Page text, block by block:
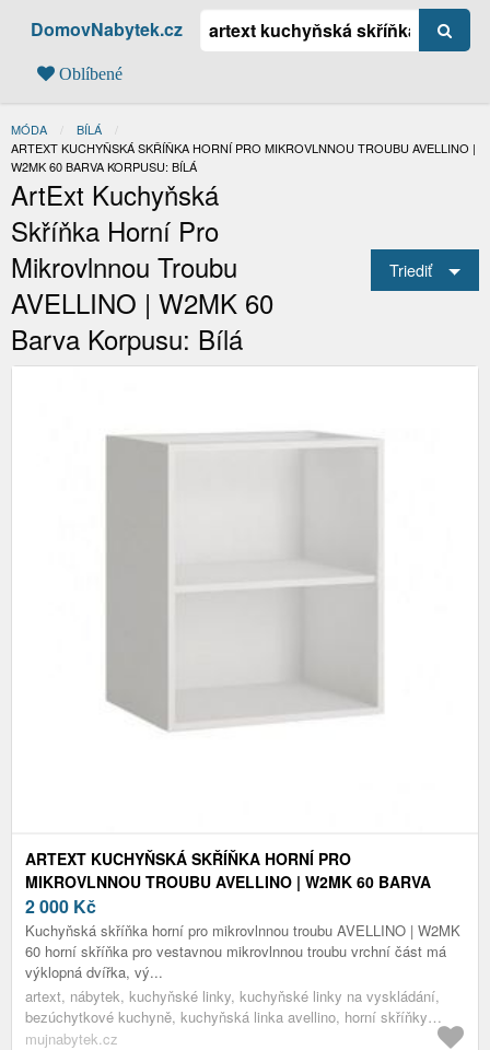
DomovNabytek.cz
Oblíbené
MÓDA
BÍLÁ
AKTUÁLNÍ:
ARTEXT KUCHYŇSKÁ SKŘÍŇKA HORNÍ PRO MIKROVLNNOU TROUBU AVELLINO |
W2MK 60 BARVA KORPUSU: BÍLÁ
ArtExt Kuchyňská
Skříňka Horní Pro
Mikrovlnnou Troubu
AVELLINO | W2MK 60
Barva Korpusu: Bílá
Triediť
ARTEXT KUCHYŇSKÁ SKŘÍŇKA HORNÍ PRO
MIKROVLNNOU TROUBU AVELLINO | W2MK 60 BARVA
KORPUSU: BÍLÁ
2 000 Kč
Kuchyňská skříňka horní pro mikrovlnnou troubu AVELLINO | W2MK
60 horní skříňka pro vestavnou mikrovlnnou troubu vrchní část má
výklopná dvířka, vý...
artext, nábytek, kuchyňské linky, kuchyňské linky na vyskládání,
bezúchytkové kuchyně, kuchyňská linka avellino, horní skříňky
avellino, bílá
mujnabytek.cz